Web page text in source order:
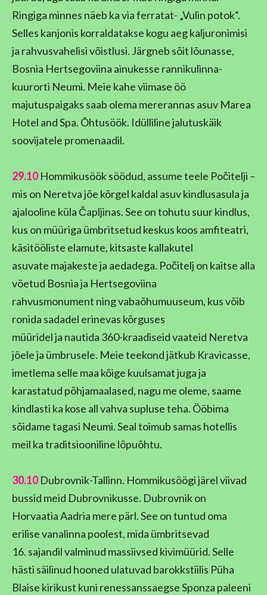
Ringiga minnes näeb ka via ferratat- „Vulin potok“.
Selles kanjonis korraldatakse kogu aeg kaljuronimisi
ja rahvusvahelisi võistlusi. Järgneb sõit lõunasse,
Bosnia Hertsegoviina ainukesse rannikulinna-
kuurorti Neumi. Meie kahe viimase öö
majutuspaigaks saab olema mererannas asuv Marea
Hotel and Spa. Õhtusöök. Idülliline jalutuskäik
soovijatele promenaadil.
29.10Hommikusöök söödud, assume teele Počitelji –
mis on Neretva jõe kõrgel kaldal asuv kindlusasula ja
ajalooline küla Čapljinas. See on tohutu suur kindlus,
kus on müüriga ümbritsetud keskus koos amfiteatri,
käsitööliste elamute, kitsaste kallakutel
asuvate majakeste ja aedadega. Počitelj on kaitse alla
võetud Bosnia ja Hertsegoviina
rahvusmonument ning vabaõhumuuseum, kus võib
ronida sadadel erinevas kõrguses
müüridel ja nautida 360-kraadiseid vaateid Neretva
jõele ja ümbrusele. Meie teekond jätkub Kravicasse,
imetlema selle maa kõige kuulsamat juga ja
karastatud põhjamaalased, nagu me oleme, saame
kindlasti ka kose all vahva supluse teha. Ööbima
sõidame tagasi Neumi. Seal toimub samas hotellis
meil ka traditsiooniline lõpuõhtu.
30.10Dubrovnik-Tallinn. Hommikusöögi järel viivad
bussid meid Dubrovnikusse. Dubrovnik on
Horvaatia Aadria mere pärl. See on tuntud oma
erilise vanalinna poolest, mida ümbritsevad
16. sajandil valminud massiivsed kivimüürid. Selle
hästi säilinud hooned ulatuvad barokkstiilis Püha
Blaise kirikust kuni renessanssaegse Sponza paleeni